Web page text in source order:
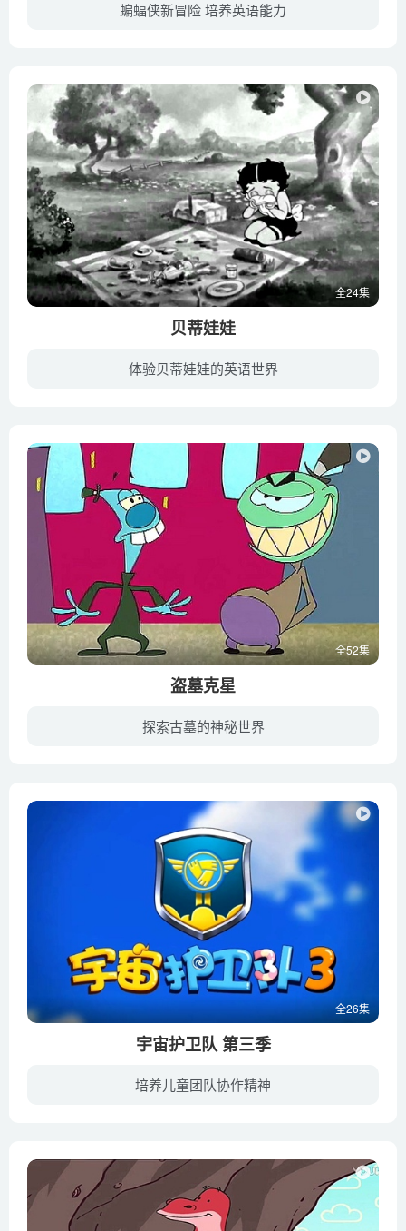
蝙蝠侠新冒险 培养英语能力
全24集
贝蒂娃娃
体验贝蒂娃娃的英语世界
全52集
盗墓克星
探索古墓的神秘世界
全26集
宇宙护卫队 第三季
培养儿童团队协作精神